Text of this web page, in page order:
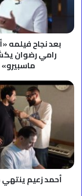
حمدي
مع
الفيلم
ببرنامج
ماسبيرو»
ويؤكد:
الفكر
بالفكر
بعد نجاح فيلمه
رامي رضوان
ماسبيرو»
أحمد
زعيم
«يا
حاجة»..
وتعاون
أول
أحمد زعيم